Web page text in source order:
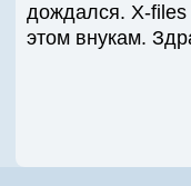
дождался. X-files
этом внукам.